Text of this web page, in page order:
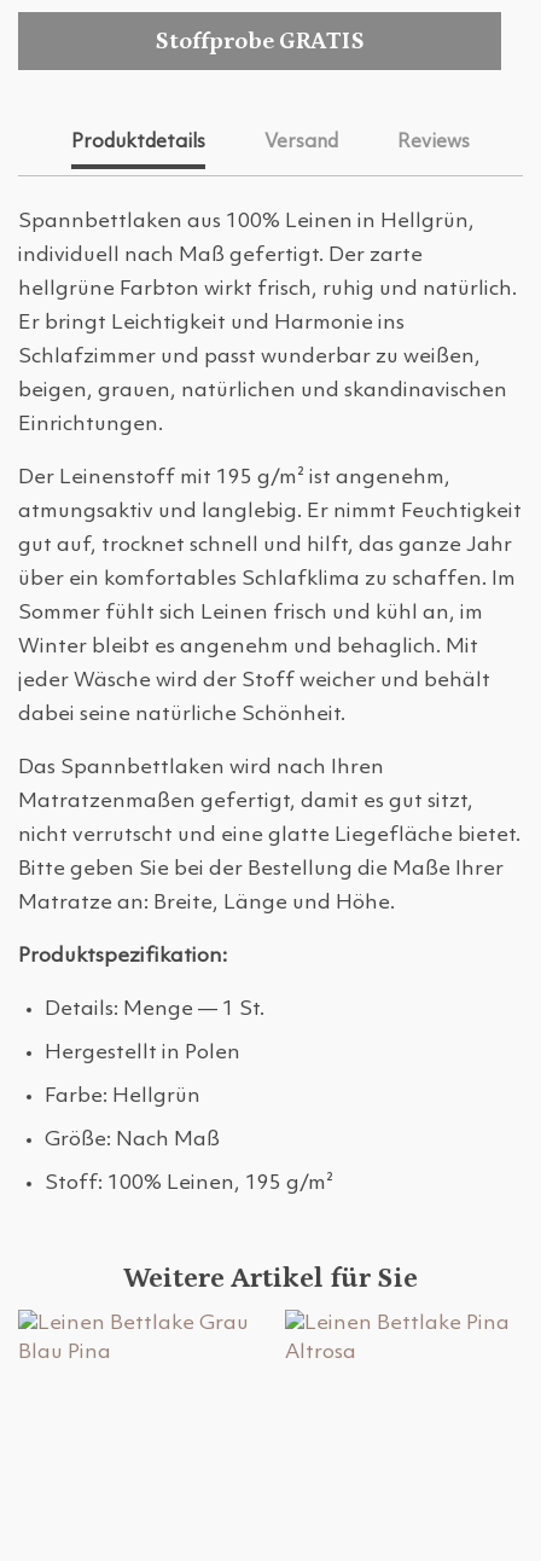
Stoffprobe GRATIS
Produktdetails Versand Reviews
Spannbettlaken aus 100% Leinen in Hellgrün,
individuell nach Maß gefertigt. Der zarte
hellgrüne Farbton wirkt frisch, ruhig und natürlich.
Er bringt Leichtigkeit und Harmonie ins
Schlafzimmer und passt wunderbar zu weißen,
beigen, grauen, natürlichen und skandinavischen
Einrichtungen.
Der Leinenstoff mit 195 g/m² ist angenehm,
atmungsaktiv und langlebig. Er nimmt Feuchtigkeit
gut auf, trocknet schnell und hilft, das ganze Jahr
über ein komfortables Schlafklima zu schaffen. Im
Sommer fühlt sich Leinen frisch und kühl an, im
Winter bleibt es angenehm und behaglich. Mit
jeder Wäsche wird der Stoff weicher und behält
dabei seine natürliche Schönheit.
Das Spannbettlaken wird nach Ihren
Matratzenmaßen gefertigt, damit es gut sitzt,
nicht verrutscht und eine glatte Liegefläche bietet.
Bitte geben Sie bei der Bestellung die Maße Ihrer
Matratze an: Breite, Länge und Höhe.
Produktspezifikation:
Details: Menge — 1 St.
Hergestellt in Polen
Farbe: Hellgrün
Größe: Nach Maß
Stoff: 100% Leinen, 195 g/m²
Weitere Artikel für Sie